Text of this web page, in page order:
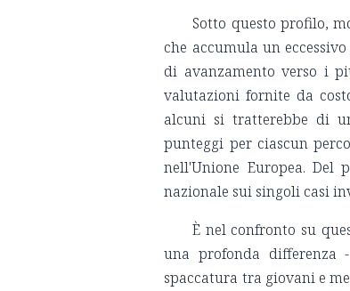
Sotto questo profilo,
che accumula un
di avanzamento verso i
valutazioni fornite da
alcuni si tratterebbe di
punteggi per ciascun
nell'Unione Europea.
nazionale sui singoli casi
È nel confronto su
una profonda differenza
spaccatura tra giovani e